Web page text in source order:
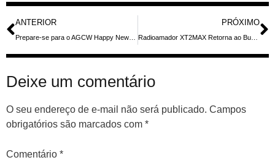
ANTERIOR PRÓXIMO
Radioamador XT2MAX Retorna ao Burkina Faso para Expedição de Rádio com Novos Equipamentos e Desafios
Deixe um comentário
O seu endereço de e-mail não será publicado. Campos
obrigatórios são marcados com *
Comentário *